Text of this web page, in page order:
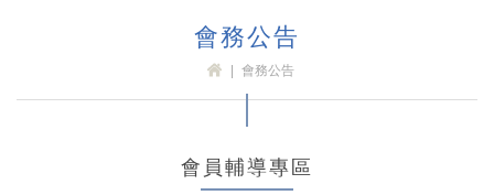
會務公告
會務公告
會員輔導專區